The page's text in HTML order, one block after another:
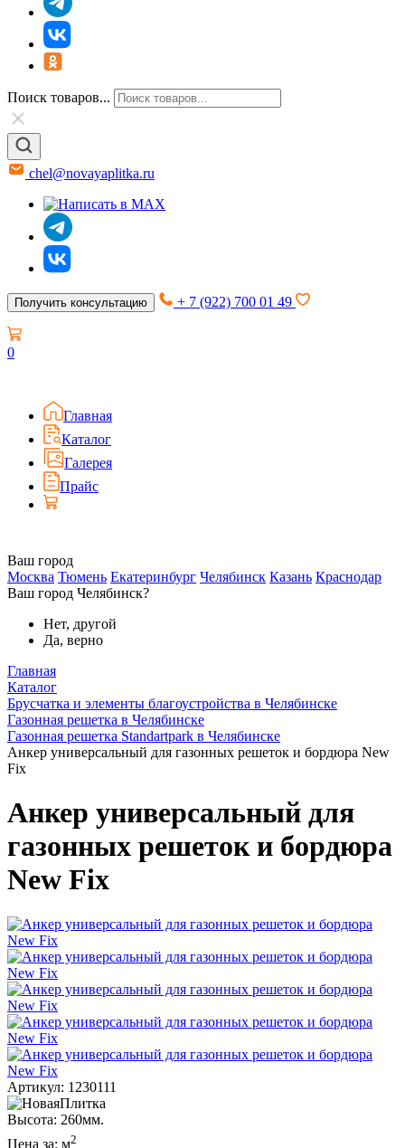
Поиск товаров...
chel@novayaplitka.ru
Получить консультацию + 7 (922) 700 01 49
0
Главная
Каталог
Галерея
Прайс
Ваш город
Москва Тюмень Екатеринбург Челябинск Казань Краснодар
Ваш город Челябинск?
Нет, другой
Да, верно
Главная
Каталог
Брусчатка и элементы благоустройства в Челябинске
Газонная решетка в Челябинске
Газонная решетка Standartpark в Челябинске
Анкер универсальный для газонных решеток и бордюра New
Fix
Анкер универсальный для
газонных решеток и бордюра
New Fix
Артикул: 1230111
Высота: 260мм.
Цена за: м2